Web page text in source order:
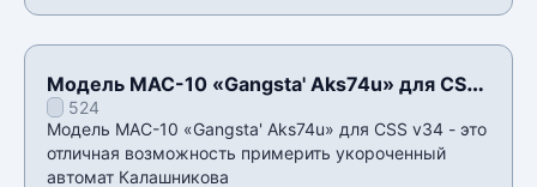
Модель MAC-10 «Gangsta' Aks74u» для CSS
v34524
Модель MAC-10 «Gangsta' Aks74u» для CSS v34 - это
отличная возможность примерить укороченный
автомат Калашникова